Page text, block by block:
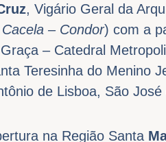
, Vigário Geral da
– Condor) com a
– Catedral
Teresinha do Menino
de Lisboa, São
na Região Santa